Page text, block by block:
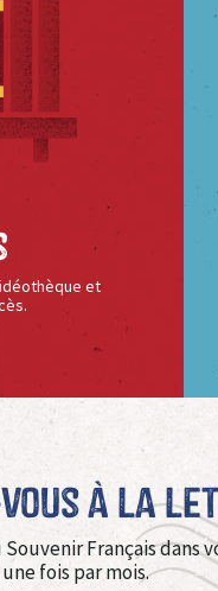
et
à La
Français dans
fois par mois.